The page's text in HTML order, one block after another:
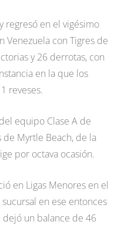
regresó en el vigésimo
con Tigres de
y 26 derrotas, con
en la que los
reveses.
equipo Clase A de
de Myrtle Beach, de la
por octava ocasión.
en Ligas Menores en el
en ese entonces
dejó un balance de 46